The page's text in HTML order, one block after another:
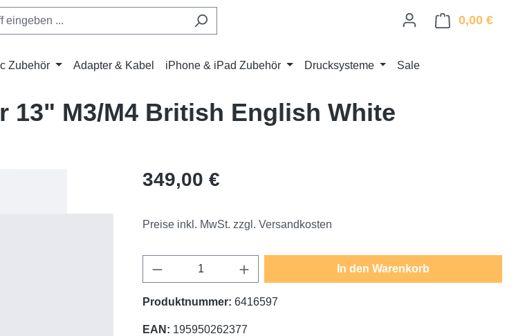
0,00 €
Zubehör Adapter & Kabel iPhone & iPad Zubehör Drucksysteme Sale
13" M3/M4 British English White
Regulärer Preis:
349,00 €
Preise inkl. MwSt. zzgl. Versandkosten
Produkt Anzahl: Gib den gewünschten Wert ein
In den Warenkorb
Produktnummer: 6416597
EAN: 195950262377